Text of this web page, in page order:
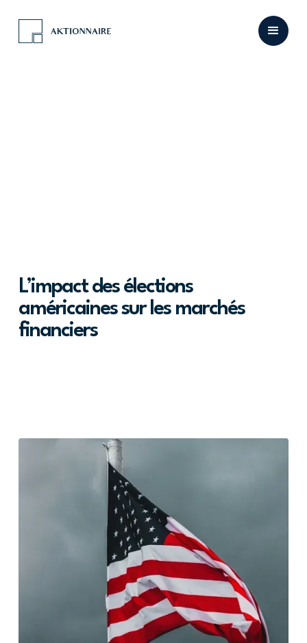
L’impact des élections
américaines sur les marchés
financiers